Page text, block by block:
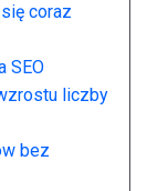
coraz
SEO
liczby
bez